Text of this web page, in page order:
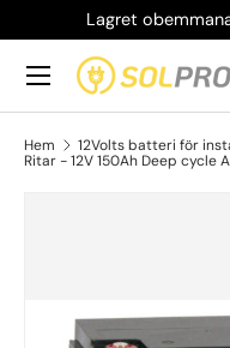
Hoppa till innehållet
Lagret
Sök
Produkttyp
Meny
Hem
12Volts batteri för
Ritar - 12V 150Ah Deep cycle